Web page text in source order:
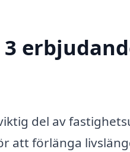
del av
att förlänga